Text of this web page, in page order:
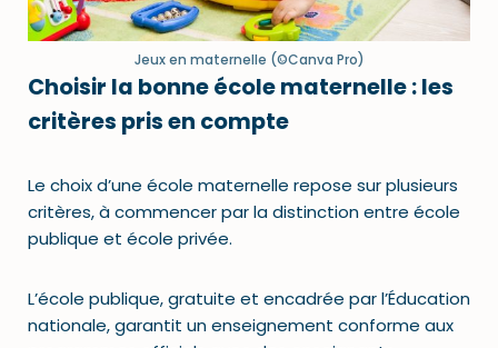
Jeux en maternelle (©Canva Pro)
Choisir la bonne école maternelle : les
critères pris en compte
Le choix d’une école maternelle repose sur plusieurs
critères, à commencer par la distinction entre école
publique et école privée.
L’école publique, gratuite et encadrée par l’Éducation
nationale, garantit un enseignement conforme aux